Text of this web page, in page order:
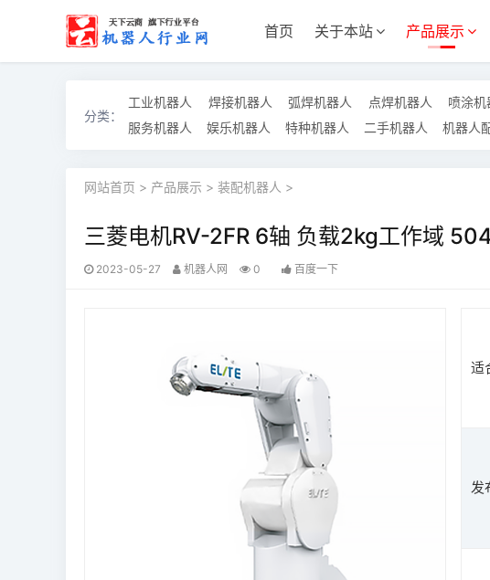
首页 关于本站 产品展示
分类：
工业机器人 焊接机器人 弧焊机器人 点焊机器人 喷涂机
服务机器人
娱乐机器人 特种机器人 二手机器人 机器人
网站首页 > 产品展示 > 装配机器人 >
三菱电机RV-2FR 6轴 负载2kg工作域
2023-05-27 机器人网 0 百度一下
适
发